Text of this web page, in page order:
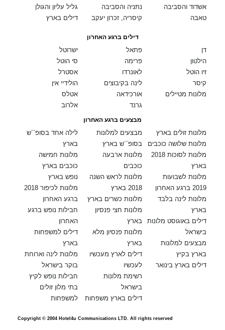
גליל עליון והגולן
דילים בארץ
נתניה והסביבה
קיסריה, זכרון יעקב
אשדוד והסביבה
טאבה
דילים ברגע האחרון
ישרוטל
סי הוטל
אסטרל
הולידיי אין
אטלס
אלרוב
פתאל
פרימה
לאונרדו
לינה בקיבוצים
אורכידאה
גרנד
דן
הילטון
זיו הוטל
קיסר
מלונות מטיילים
מבצעים ברגע האחרון
לילה אחד בסופ``ש
בארץ
מלונות חמישה
כוכבים בארץ
נופש בארץ
מלונות לכיפור 2018
ברגע האחרון
חבילות נופש ברגע
האחרון
דילים למשפחות
בארץ
מלונות לינה וארוחת
בוקר בישראל
חבילות נופש לקיץ
בתי מלון זולים
למשפחות
מבצעים למלונות
בסופ``ש בארץ
מלונות ארבעה
כוכבים
מלונות לראש השנה
2018 בארץ
מלונות כשרים בארץ
מלונות חצי פנסיון
בארץ
מלונות פנסיון מלא
בארץ
דילים לארץ מעכשיו
לעכשיו
רשימת מלונות
בישראל
דילים בארץ משפחות
מלונות זולים בארץ
מלונות שלושה כוכבים
מלונות לסוכות 2018
בארץ
מלונות לשבועות
2019 ברגע האחרון
מלונות לינה בלבד
בארץ
דילים באוגוסט מלונות
בישראל
מבצעים למלונות
בארץ בקיץ
דילים בארץ בינואר
Copyright © 2004 Hotel4u Communications LTD. All rights reserved